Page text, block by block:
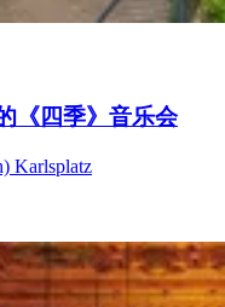
《四季》音乐会
Karlsplatz